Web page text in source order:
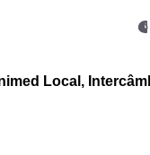
Local,